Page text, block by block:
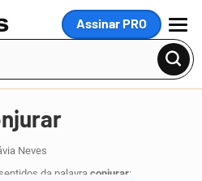
Assinar PRO
MENU
Neves
da palavra conjurar: